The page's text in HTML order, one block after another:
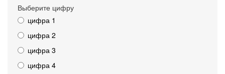
Выберите цифру
цифра 1
цифра 2
цифра 3
цифра 4